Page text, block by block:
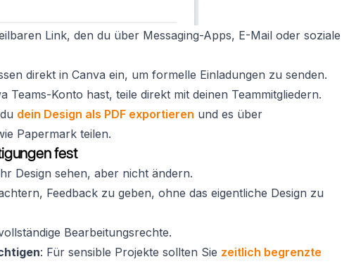
Link, den du über Messaging-Apps, E-Mail oder soziale
direkt in Canva ein, um formelle Einladungen zu senden.
Teams-Konto hast, teile direkt mit deinen Teammitgliedern.
dein Design als PDF exportieren und es über
Papermark teilen.
fest
Design sehen, aber nicht ändern.
Feedback zu geben, ohne das eigentliche Design zu
Bearbeitungsrechte.
: Für sensible Projekte sollten Sie zeitlich begrenzte